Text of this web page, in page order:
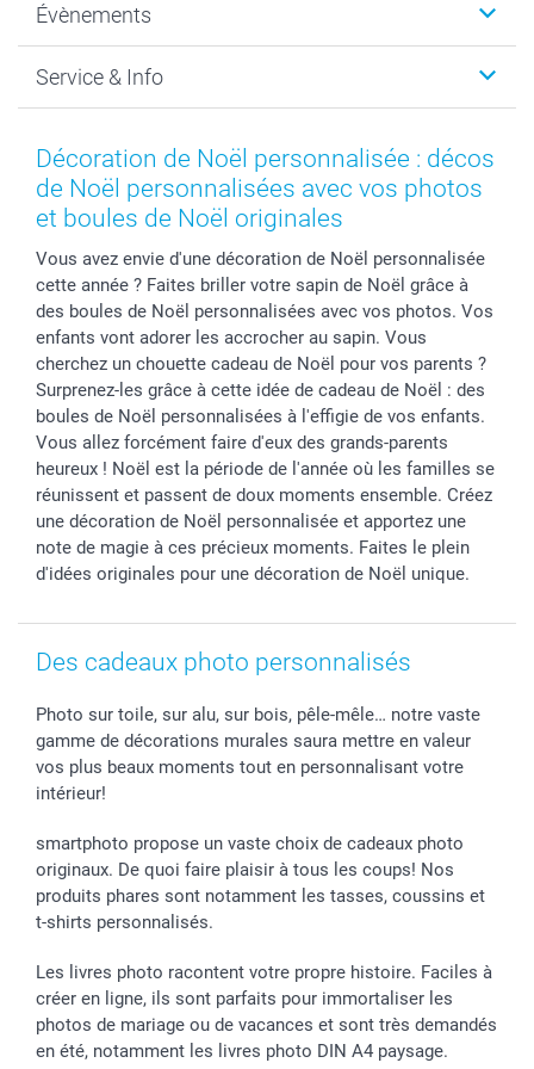
MyNameBook
Développement photo & Tirage photo
Cadres photo & accessoires déco
Calendrier photos & Agendas photo
Stickers & Etiquettes
Durabilité
Gestion des cookies
Mentions Légales
Presse
Affiliation
B2B smartbusiness
Droit de rétractation
Évènements
Nouvel An
Fête des Mères
Fête des Pères
Confirmation ou communion
Fête d'anniversaire
Collection naissance
Tous les évènements
Service & Info
Tarifs et frais de livraison
Livraison
Livraison en 48 heures
Identifiez-vous
Plan du site
Statut de ma commande
smarfriends
smartgarantie
smartbonus
Décoration de Noël personnalisée : décos
de Noël personnalisées avec vos photos
et boules de Noël originales
Vous avez envie d'une décoration de Noël personnalisée
cette année ? Faites briller votre sapin de Noël grâce à
des boules de Noël personnalisées avec vos photos. Vos
enfants vont adorer les accrocher au sapin. Vous
cherchez un chouette cadeau de Noël pour vos parents ?
Surprenez-les grâce à cette idée de cadeau de Noël : des
boules de Noël personnalisées à l'effigie de vos enfants.
Vous allez forcément faire d'eux des grands-parents
heureux ! Noël est la période de l'année où les familles se
réunissent et passent de doux moments ensemble. Créez
une décoration de Noël personnalisée et apportez une
note de magie à ces précieux moments. Faites le plein
d'idées originales pour une décoration de Noël unique.
Des cadeaux photo personnalisés
Photo sur toile, sur alu, sur bois, pêle-mêle… notre vaste
gamme de décorations murales saura mettre en valeur
vos plus beaux moments tout en personnalisant votre
intérieur!
smartphoto propose un vaste choix de cadeaux photo
originaux. De quoi faire plaisir à tous les coups! Nos
produits phares sont notamment les tasses, coussins et
t-shirts personnalisés.
Les livres photo racontent votre propre histoire. Faciles à
créer en ligne, ils sont parfaits pour immortaliser les
photos de mariage ou de vacances et sont très demandés
en été, notamment les livres photo DIN A4 paysage.